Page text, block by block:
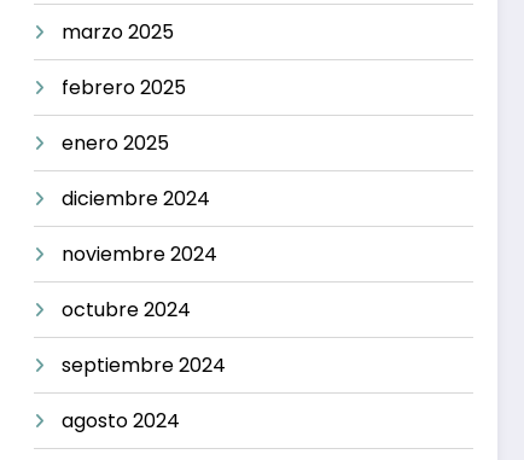
marzo 2025
febrero 2025
enero 2025
diciembre 2024
noviembre 2024
octubre 2024
septiembre 2024
agosto 2024